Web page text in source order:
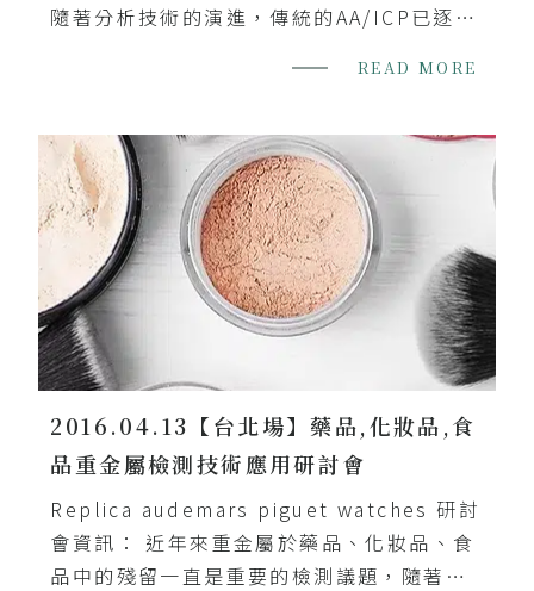
隨著分析技術的演進，傳統的AA/ICP已逐漸
月1日啟用新的重金屬分析方法USP23
READ MORE
2016.04.13【台北場】藥品,化妝品,食
品重金屬檢測技術應用研討會
Replica audemars piguet watches 研討
會資訊： 近年來重金屬於藥品、化妝品、食
品中的殘留一直是重要的檢測議題，隨著分